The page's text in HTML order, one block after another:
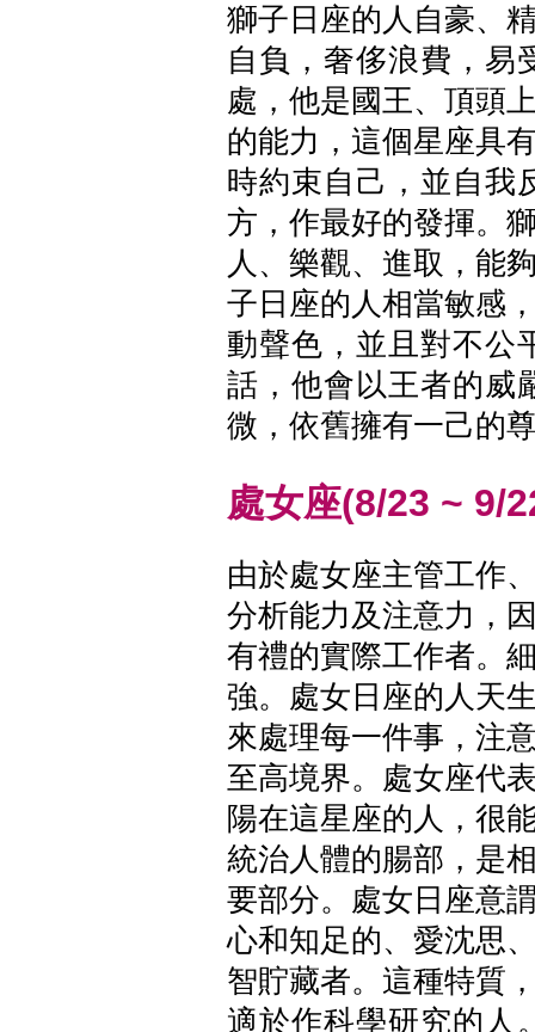
獅子日座的人自豪、
自負，奢侈浪費，易
處，他是國王、頂頭
的能力，這個星座具
時約束自己，並自我
方，作最好的發揮。
人、樂觀、進取，能
子日座的人相當敏感
動聲色，並且對不公
話，他會以王者的威
微，依舊擁有一己的
處女座(8/23 ~ 9/
由於處女座主管工作
分析能力及注意力，
有禮的實際工作者。
強。處女日座的人天
來處理每一件事，注
至高境界。處女座代
陽在這星座的人，很
統治人體的腸部，是
要部分。處女日座意
心和知足的、愛沈思
智貯藏者。這種特質
適於作科學研究的人